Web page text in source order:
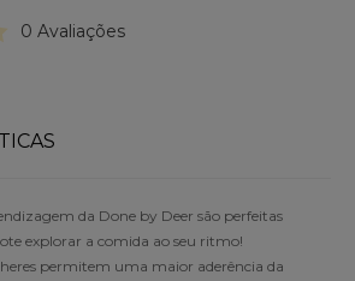
0 Avaliações
da Done by Deer são perfeitas
explorar a comida ao seu ritmo!
permitem uma maior aderência da